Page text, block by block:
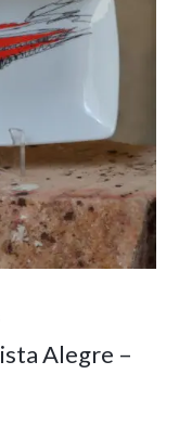
Alegre –